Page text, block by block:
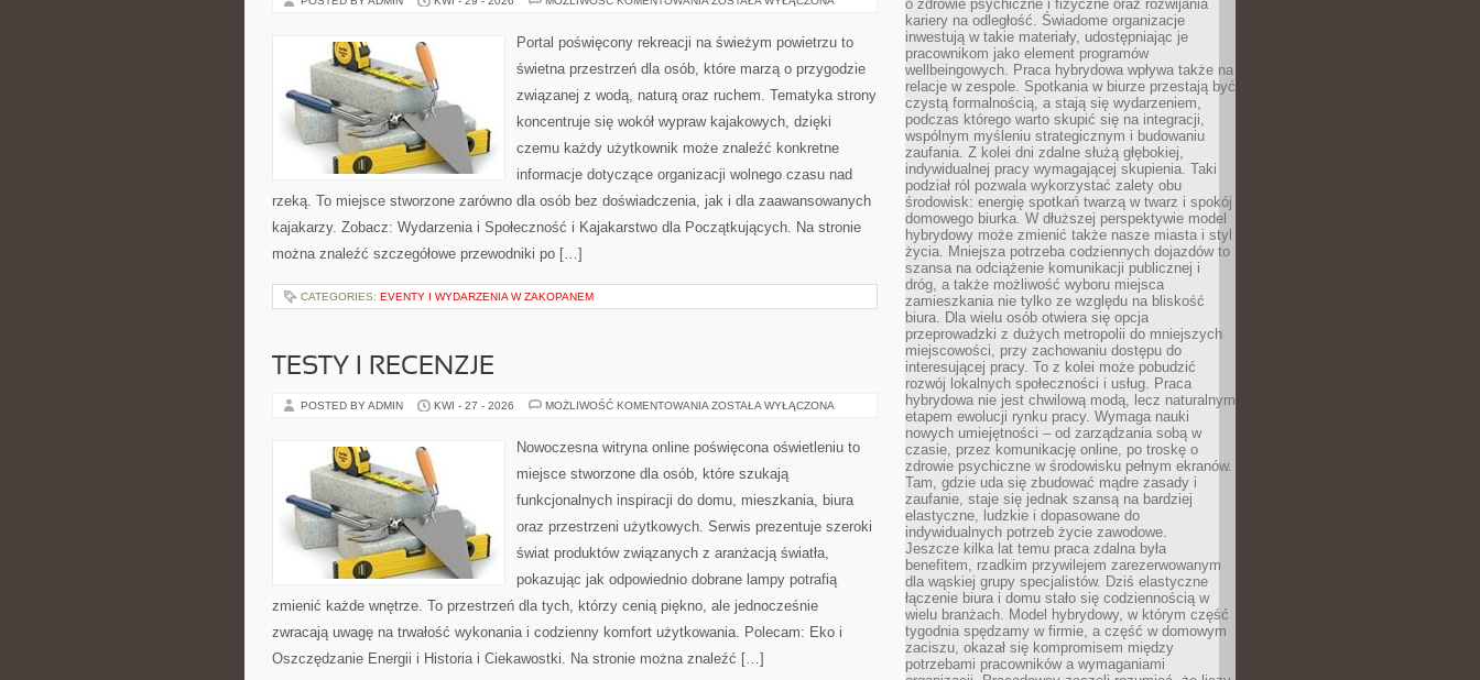
STYL
ŻYCIA
Portal poświęcony rekreacji na świeżym powietrzu to
świetna przestrzeń dla osób, które marzą o przygodzie
związanej z wodą, naturą oraz ruchem. Tematyka strony
koncentruje się wokół wypraw kajakowych, dzięki
czemu każdy użytkownik może znaleźć konkretne
informacje dotyczące organizacji wolnego czasu nad
rzeką. To miejsce stworzone zarówno dla osób bez doświadczenia, jak i dla zaawansowanych
kajakarzy. Zobacz: Wydarzenia i Społeczność i Kajakarstwo dla Początkujących. Na stronie
można znaleźć szczegółowe przewodniki po […]
CATEGORIES: EVENTY I WYDARZENIA W ZAKOPANEM
TESTY I RECENZJE
POSTED BY ADMIN KWI - 27 - 2026 MOŻLIWOŚĆ KOMENTOWANIA TESTY
ZOSTAŁA WYŁĄCZONA
Nowoczesna witryna online poświęcona oświetleniu to
miejsce stworzone dla osób, które szukają
funkcjonalnych inspiracji do domu, mieszkania, biura
oraz przestrzeni użytkowych. Serwis prezentuje szeroki
świat produktów związanych z aranżacją światła,
pokazując jak odpowiednio dobrane lampy potrafią
zmienić każde wnętrze. To przestrzeń dla tych, którzy cenią piękno, ale jednocześnie
zwracają uwagę na trwałość wykonania i codzienny komfort użytkowania. Polecam: Eko i
Oszczędzanie Energii i Historia i Ciekawostki. Na stronie można znaleźć […]
o zdrowie psychiczne i fizyczne oraz rozwijania
kariery na odległość. Świadome organizacje
inwestują w takie materiały, udostępniając je
pracownikom jako element programów
wellbeingowych. Praca hybrydowa wpływa także na
relacje w zespole. Spotkania w biurze przestają być
czystą formalnością, a stają się wydarzeniem,
podczas którego warto skupić się na integracji,
wspólnym myśleniu strategicznym i budowaniu
zaufania. Z kolei dni zdalne służą głębokiej,
indywidualnej pracy wymagającej skupienia. Taki
podział ról pozwala wykorzystać zalety obu
środowisk: energię spotkań twarzą w twarz i spokój
domowego biurka. W dłuższej perspektywie model
hybrydowy może zmienić także nasze miasta i styl
życia. Mniejsza potrzeba codziennych dojazdów to
szansa na odciążenie komunikacji publicznej i
dróg, a także możliwość wyboru miejsca
zamieszkania nie tylko ze względu na bliskość
biura. Dla wielu osób otwiera się opcja
przeprowadzki z dużych metropolii do mniejszych
miejscowości, przy zachowaniu dostępu do
interesującej pracy. To z kolei może pobudzić
rozwój lokalnych społeczności i usług. Praca
hybrydowa nie jest chwilową modą, lecz naturalnym
etapem ewolucji rynku pracy. Wymaga nauki
nowych umiejętności – od zarządzania sobą w
czasie, przez komunikację online, po troskę o
zdrowie psychiczne w środowisku pełnym ekranów.
Tam, gdzie uda się zbudować mądre zasady i
zaufanie, staje się jednak szansą na bardziej
elastyczne, ludzkie i dopasowane do
indywidualnych potrzeb życie zawodowe.
Jeszcze kilka lat temu praca zdalna była
benefitem, rzadkim przywilejem zarezerwowanym
dla wąskiej grupy specjalistów. Dziś elastyczne
łączenie biura i domu stało się codziennością w
wielu branżach. Model hybrydowy, w którym część
tygodnia spędzamy w firmie, a część w domowym
zaciszu, okazał się kompromisem między
potrzebami pracowników a wymaganiami